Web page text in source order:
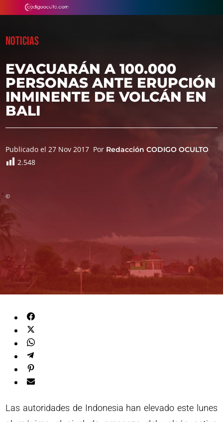
NOTICIAS
EVACUARÁN A 100.000
PERSONAS ANTE ERUPCIÓN
INMINENTE DE VOLCÁN EN
BALI
Publicado el 27 Nov 2017 Por Redacción CODIGO OCULTO
2.548
©
Las autoridades de Indonesia han elevado este lunes